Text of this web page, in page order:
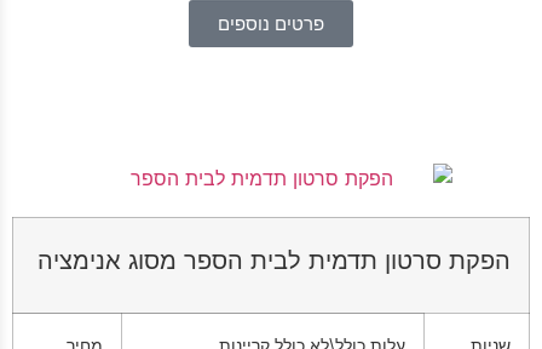
פרטים נוספים
הפקת סרטון תדמית לבית הספר מסוג אנימציה
שניות עלות כולל\לא כולל קריינות מחיר